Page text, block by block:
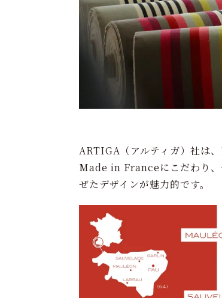
ARTIGA（アルティガ）社は
Made in Franceにこだわり、
ぜたデザインが魅力的です。